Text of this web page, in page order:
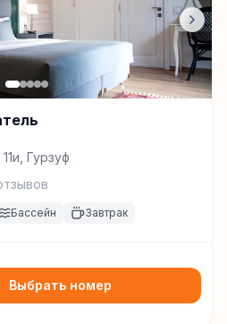
Гурзуф
Бассейн Завтрак
Выбрать номер